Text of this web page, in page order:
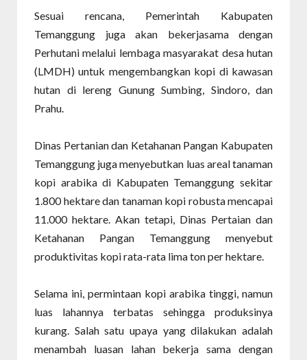
Sesuai rencana, Pemerintah Kabupaten
Temanggung juga akan bekerjasama dengan
Perhutani melalui lembaga masyarakat desa hutan
(LMDH) untuk mengembangkan kopi di kawasan
hutan di lereng Gunung Sumbing, Sindoro, dan
Prahu.
Dinas Pertanian dan Ketahanan Pangan Kabupaten
Temanggung juga menyebutkan luas areal tanaman
kopi arabika di Kabupaten Temanggung sekitar
1.800 hektare dan tanaman kopi robusta mencapai
11.000 hektare. Akan tetapi, Dinas Pertaian dan
Ketahanan Pangan Temanggung menyebut
produktivitas kopi rata-rata lima ton per hektare.
Selama ini, permintaan kopi arabika tinggi, namun
luas lahannya terbatas sehingga produksinya
kurang. Salah satu upaya yang dilakukan adalah
menambah luasan lahan bekerja sama dengan